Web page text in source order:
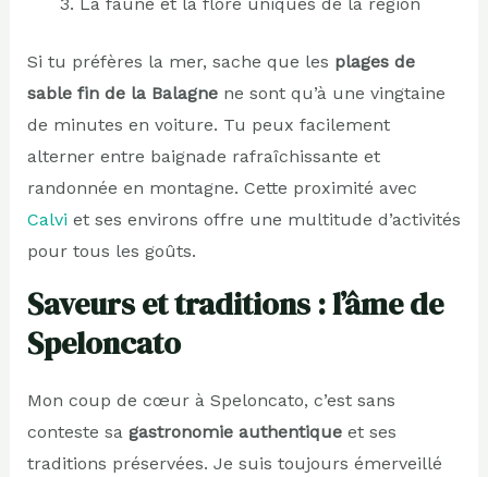
Si tu préfères la mer, sache que les plages de
sable fin de la Balagnene sont qu’à une vingtaine
de minutes en voiture. Tu peux facilement
alterner entre baignade rafraîchissante et
randonnée en montagne. Cette proximité avec
Calvi et ses environs offre une multitude d’activités
pour tous les goûts.
Saveurs et traditions : l’âme de
Speloncato
Mon coup de cœur à Speloncato, c’est sans
conteste sa gastronomie authentiqueet ses
traditions préservées. Je suis toujours émerveillé